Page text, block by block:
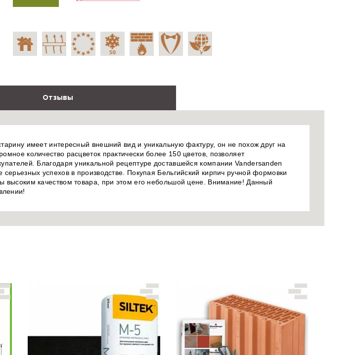
Отзывы
имеет интересный внешний вид и уникальную фактуру, он не похож друг на
количество расцветок практически более 150 цветов, позволяет
Благодаря уникальной рецептуре доставшейся компании Vandersanden
успехов в производстве. Покупая Бельгийский кирпич ручной формовки
высоким качеством товара, при этом его небольшой цене. Внимание! Данный